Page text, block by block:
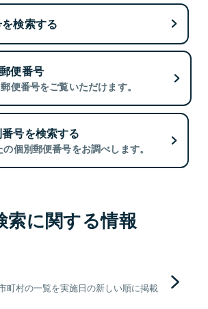
検索する
便番号
便番号をご覧いただけます。
号を検索する
個別郵便番号をお調べします。
索に関する情報
町村の一覧を実施日の新しい順に掲載